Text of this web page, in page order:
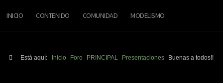
INICIO CONTENIDO COMUNIDAD MODELISMO
Está aquí: Inicio Foro PRINCIPAL Presentaciones Buenas a todos!!